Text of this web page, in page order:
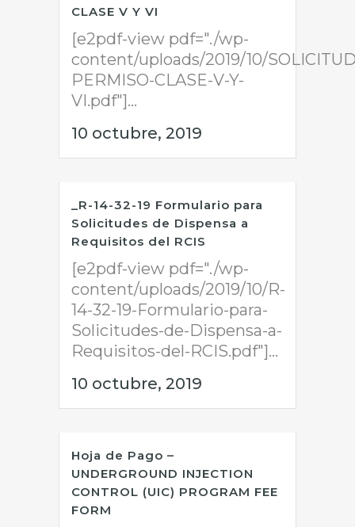
CLASE V Y VI
[e2pdf-view pdf="./wp-
content/uploads/2019/10/
PERMISO-CLASE-V-Y-
VI.pdf"]...
10 octubre, 2019
_R-14-32-19 Formulario para
Solicitudes de Dispensa a
Requisitos del RCIS
[e2pdf-view pdf="./wp-
content/uploads/2019/10/R-
14-32-19-Formulario-para-
Solicitudes-de-Dispensa-a-
Requisitos-del-RCIS.pdf"]...
10 octubre, 2019
Hoja de Pago –
UNDERGROUND INJECTION
CONTROL (UIC) PROGRAM FEE
FORM